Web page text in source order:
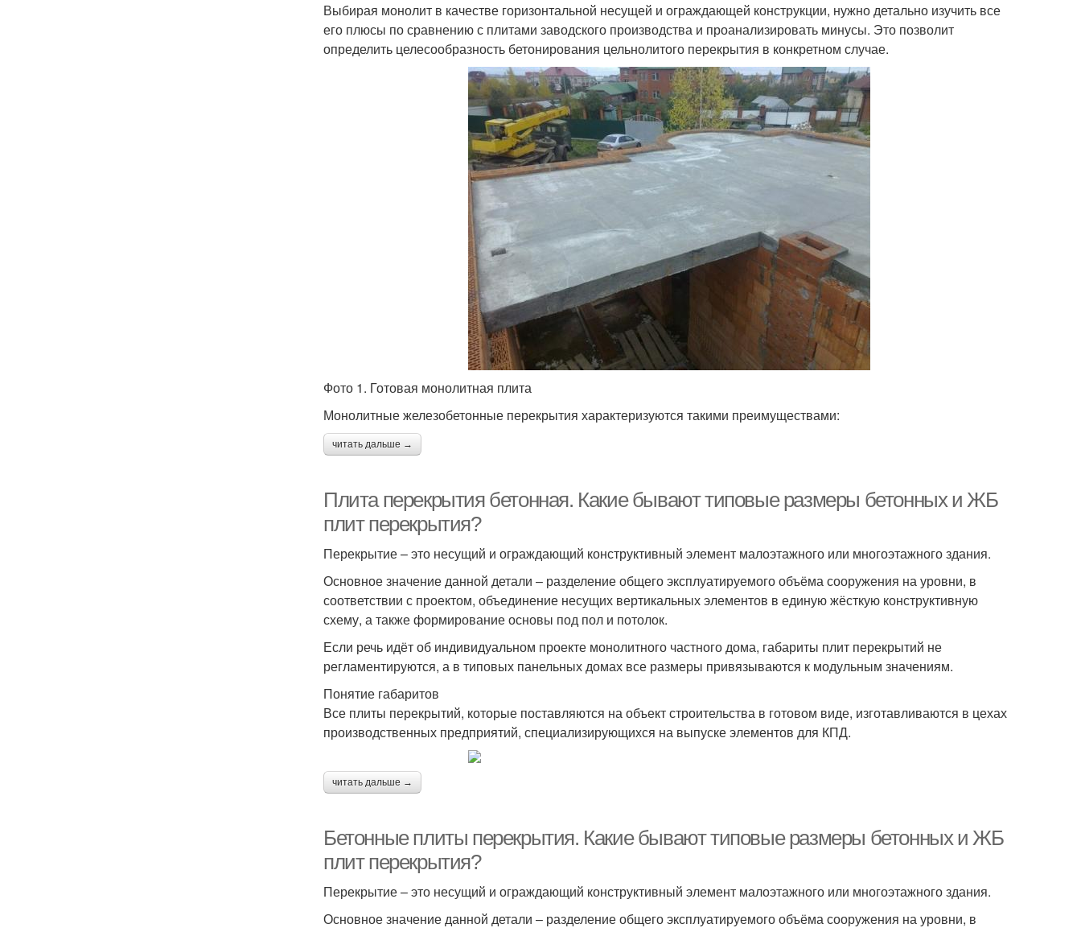
Выбирая монолит в качестве горизонтальной несущей и ограждающей конструкции, нужно детально изучить все
его плюсы по сравнению с плитами заводского производства и проанализировать минусы. Это позволит
определить целесообразность бетонирования цельнолитого перекрытия в конкретном случае.
Фото 1. Готовая монолитная плита
Монолитные железобетонные перекрытия характеризуются такими преимуществами:
читать дальше →
Плита перекрытия бетонная. Какие бывают типовые размеры бетонных и ЖБ
плит перекрытия?
Перекрытие – это несущий и ограждающий конструктивный элемент малоэтажного или многоэтажного здания.
Основное значение данной детали – разделение общего эксплуатируемого объёма сооружения на уровни, в
соответствии с проектом, объединение несущих вертикальных элементов в единую жёсткую конструктивную
схему, а также формирование основы под пол и потолок.
Если речь идёт об индивидуальном проекте монолитного частного дома, габариты плит перекрытий не
регламентируются, а в типовых панельных домах все размеры привязываются к модульным значениям.
Понятие габаритов
Все плиты перекрытий, которые поставляются на объект строительства в готовом виде, изготавливаются в цехах
производственных предприятий, специализирующихся на выпуске элементов для КПД.
читать дальше →
Бетонные плиты перекрытия. Какие бывают типовые размеры бетонных и ЖБ
плит перекрытия?
Перекрытие – это несущий и ограждающий конструктивный элемент малоэтажного или многоэтажного здания.
Основное значение данной детали – разделение общего эксплуатируемого объёма сооружения на уровни, в